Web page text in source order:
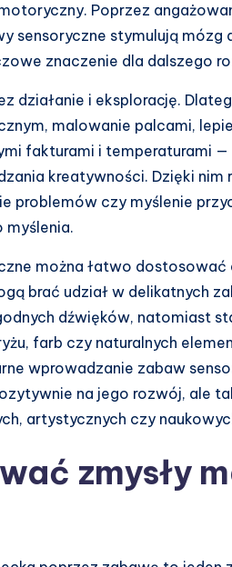
Poprzez
sensoryczne stymulują
znaczenie dla dalszego
działanie i eksplorację.
malowanie palcami,
fakturami i temperaturami
kreatywności. Dzięki
problemów czy myślenie
myślenia.
można łatwo
brać udział w delikatnych
dźwięków, natomiast
farb czy naturalnych
wprowadzanie zabaw
na jego rozwój, ale
artystycznych czy
zmysły